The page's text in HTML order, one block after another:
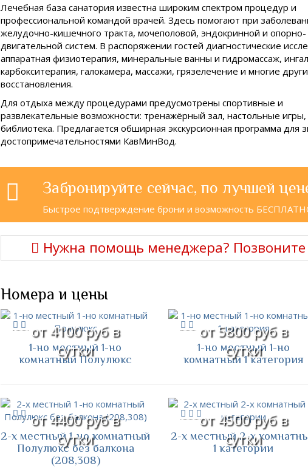
Лечебная база санатория известна широким спектром процедур и
профессиональной командой врачей. Здесь помогают при
желудочно-кишечного тракта, мочеполовой, эндокринной и опорно-
двигательной систем. В распоряжении гостей диагностические
аппаратная физиотерапия, минеральные ванны и гидромассаж,
карбокситерапия, галокамера, массажи, грязелечение и многие
восстановления.
Для отдыха между процедурами предусмотрены спортивные и
развлекательные возможности: тренажёрный зал, настольные игры,
библиотека. Предлагается обширная экскурсионная программа для
достопримечательностями КавМинВод.
Забронируйте сейчас, по лучшей
Быстрое подтверждение брони и возможность
Нужна помощь менеджера?
Номера и цены
от 4100 руб в
сутки
1-но местный 1-но
комнатный Полулюкс
от 5800 руб в
сутки
1-но местный 1-но
комнатный 1 категория
от 4400 руб в
сутки
2-х местный 1-но комнатный
Полулюкс без балкона
(208,308)
от 4500 руб в
сутки
2-х местный 2-х
1 категории